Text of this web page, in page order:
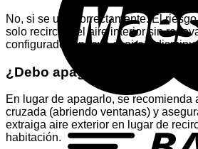
No, si se usa correctamente. El
solo recircula el aire interior sin
configurado renueva el aire y
¿Debo apagar el aire si hay
En lugar de apagarlo, se recomienda
cruzada (abriendo ventanas) y
extraiga aire exterior en lugar de
habitación.